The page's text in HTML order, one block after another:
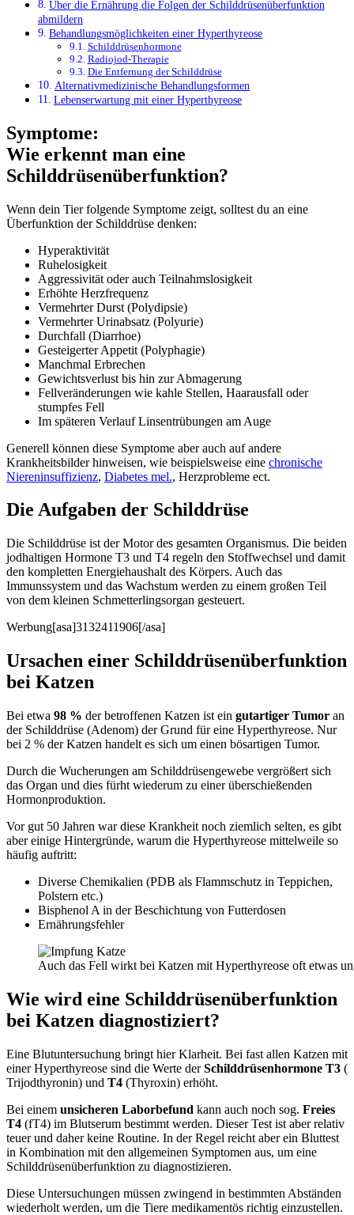
Über die Ernährung die Folgen der Schilddrüsenüberfunktion
abmildern
Behandlungsmöglichkeiten einer Hyperthyreose
Schilddrüsenhormone
Radiojod-Therapie
Die Entfernung der Schilddrüse
Alternativmedizinische Behandlungsformen
Lebenserwartung mit einer Hyperthyreose
Symptome:
Wie erkennt man eine
Schilddrüsenüberfunktion?
Wenn dein Tier folgende Symptome zeigt, solltest du an eine
Überfunktion der Schilddrüse denken:
Hyperaktivität
Ruhelosigkeit
Aggressivität oder auch Teilnahmslosigkeit
Erhöhte Herzfrequenz
Vermehrter Durst (Polydipsie)
Vermehrter Urinabsatz (Polyurie)
Durchfall (Diarrhoe)
Gesteigerter Appetit (Polyphagie)
Manchmal Erbrechen
Gewichtsverlust bis hin zur Abmagerung
Fellveränderungen wie kahle Stellen, Haarausfall oder
stumpfes Fell
Im späteren Verlauf Linsentrübungen am Auge
Generell können diese Symptome aber auch auf andere
Krankheitsbilder hinweisen, wie beispielsweise eine chronische
Niereninsuffizienz, Diabetes mel., Herzprobleme ect.
Die Aufgaben der Schilddrüse
Die Schilddrüse ist der Motor des gesamten Organismus. Die beiden
jodhaltigen Hormone T3 und T4 regeln den Stoffwechsel und damit
den kompletten Energiehaushalt des Körpers. Auch das
Immunssystem und das Wachstum werden zu einem großen Teil
von dem kleinen Schmetterlingsorgan gesteuert.
Werbung[asa]3132411906[/asa]
Ursachen einer Schilddrüsenüberfunktion
bei Katzen
Bei etwa 98 % der betroffenen Katzen ist ein gutartiger Tumor an
der Schilddrüse (Adenom) der Grund für eine Hyperthyreose. Nur
bei 2 % der Katzen handelt es sich um einen bösartigen Tumor.
Durch die Wucherungen am Schilddrüsengewebe vergrößert sich
das Organ und dies fürht wiederum zu einer überschießenden
Hormonproduktion.
Vor gut 50 Jahren war diese Krankheit noch ziemlich selten, es gibt
aber einige Hintergründe, warum die Hyperthyreose mittelweile so
häufig auftritt:
Diverse Chemikalien (PDB als Flammschutz in Teppichen,
Polstern etc.)
Bisphenol A in der Beschichtung von Futterdosen
Ernährungsfehler
Auch das Fell wirkt bei Katzen mit Hyperthyreose oft etwas
Wie wird eine Schilddrüsenüberfunktion
bei Katzen diagnostiziert?
Eine Blutuntersuchung bringt hier Klarheit. Bei fast allen Katzen mit
einer Hyperthyreose sind die Werte derSchilddrüsenhormone T3 (
Trijodthyronin) und T4 (Thyroxin) erhöht.
Bei einem unsicheren Laborbefund kann auch noch sog. Freies
T4 (fT4) im Blutserum bestimmt werden. Dieser Test ist aber relativ
teuer und daher keine Routine. In der Regel reicht aber ein Bluttest
in Kombination mit den allgemeinen Symptomen aus, um eine
Schilddrüsenüberfunktion zu diagnostizieren.
Diese Untersuchungen müssen zwingend in bestimmten Abständen
wiederholt werden, um die Tiere medikamentös richtig einzustellen.